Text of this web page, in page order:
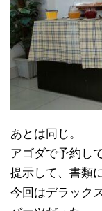
あとは同じ。
アゴダで予約し
提示して、書類
今回はデラック